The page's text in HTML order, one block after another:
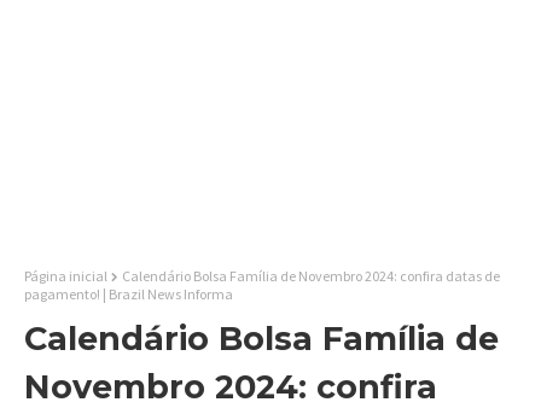
Página inicial
Calendário Bolsa Família de Novembro 2024: confira datas de
pagamento! | Brazil News Informa
Calendário Bolsa Família de
Novembro 2024: confira